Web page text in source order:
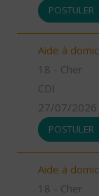
POSTULER
Aide à
18 - Cher
CDI
27/07/2026
POSTULER
Aide à
18 - Cher